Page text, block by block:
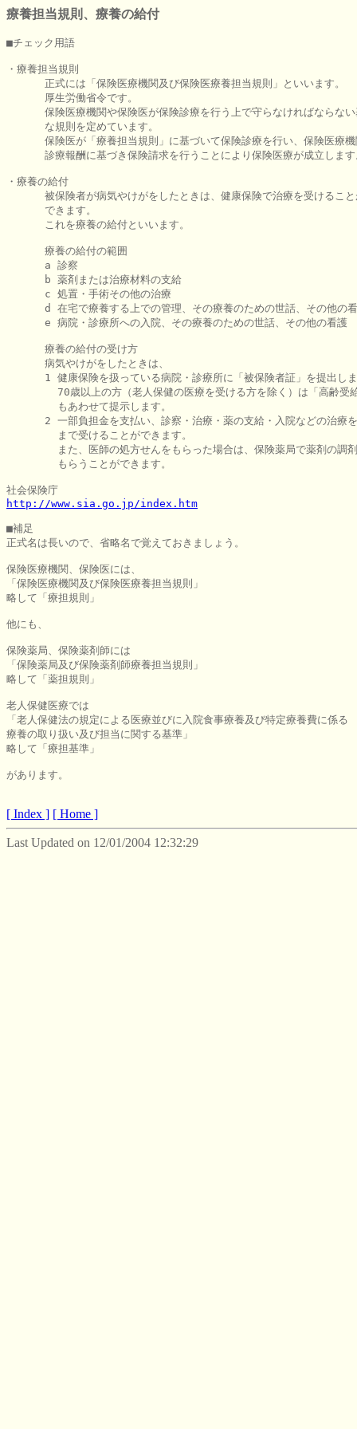
療養担当規則、療養の給付
■チェック用語
・療養担当規則
正式には「保険医療機関及び保険医療養担当規則」といいます。
      厚生労働省令です。
保険医療機関や保険医が保険診療を行う上で守らなければならな
      な規則を定めています。
保険医が「療養担当規則」に基づいて保険診療を行い、保険医療
診療報酬に基づき保険請求を行うことにより保険医療が成立しま
・療養の給付
被保険者が病気やけがをしたときは、健康保険で治療を受けること
      できます。
      これを療養の給付といいます。
      療養の給付の範囲
      a 診察
      b 薬剤または治療材料の支給
      c 処置・手術その他の治療
d 在宅で療養する上での管理、その療養のための世話、その他の
      e 病院・診療所への入院、その療養のための世話、その他の看護
      療養の給付の受け方
      病気やけがをしたときは、
1 健康保険を扱っている病院・診療所に「被保険者証」を提出し
70歳以上の方（老人保健の医療を受ける方を除く）は「高齢受
        もあわせて提示します。
2 一部負担金を支払い、診察・治療・薬の支給・入院などの治療
        まで受けることができます。
また、医師の処方せんをもらった場合は、保険薬局で薬剤の調
        もらうことができます。
http://www.sia.go.jp/index.htm
■補足
正式名は長いので、省略名で覚えておきましょう。
保険医療機関、保険医には、
「保険医療機関及び保険医療養担当規則」
略して「療担規則」
他にも、
保険薬局、保険薬剤師には
「保険薬局及び保険薬剤師療養担当規則」
略して「薬担規則」
老人保健医療では
「老人保健法の規定による医療並びに入院食事療養及び特定療養費に係る
療養の取り扱い及び担当に関する基準」
略して「療担基準」
があります。
[ Index ] [ Home ]
Last Updated on 12/01/2004 12:32:29